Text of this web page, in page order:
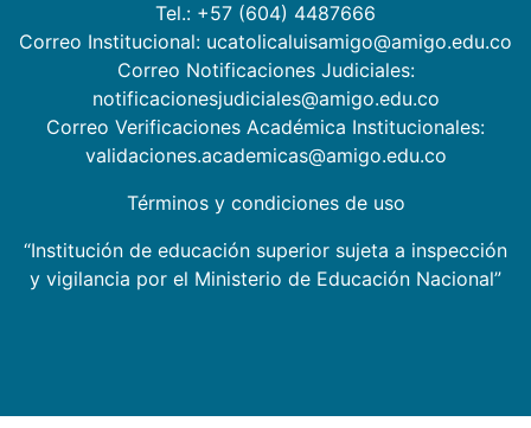
Tel.: +57 (604) 4487666
Correo Institucional: ucatolicaluisamigo@amigo.edu.co
Correo Notificaciones Judiciales:
notificacionesjudiciales@amigo.edu.co
Correo Verificaciones Académica Institucionales:
validaciones.academicas@amigo.edu.co
Términos y condiciones de uso
“Institución de educación superior sujeta a inspección
y vigilancia por el Ministerio de Educación Nacional”